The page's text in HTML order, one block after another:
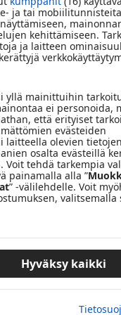
on postailtu
kaikkien
Rock’n’roll
18) jaRock’n’roll
ja tai
kehittämiseen.
ja laitteen
yllä mainittuihin
ei personoida,
että erityiset
evästeiden
olevien
osalta evästeillä
tehdä tarkempia
painamalla alla ”
” -välilehdelle. Voit
valitsemalla
Hyväksy kaikki